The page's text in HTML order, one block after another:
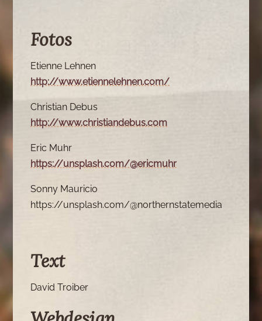
Fotos
Etienne Lehnen
http://www.etiennelehnen.com/
Christian Debus
http://www.christiandebus.com
Eric Muhr
https://unsplash.com/@ericmuhr
Sonny Mauricio
https://unsplash.com/@northernstatemedia
Text
David Troiber